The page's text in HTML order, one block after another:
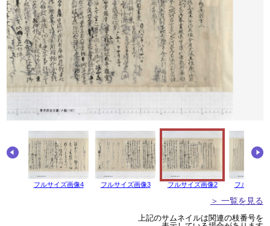
フルサイズ画像4 フルサイズ画像3 フルサイズ画像2 フルサイズ
＞ 一覧を見る
上記のサムネイルは関連の枝番号を